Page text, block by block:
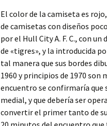
El color de la camiseta es
de camisetas con diseños
por el Hull City A. F. C., con
de «tigres», y la introducida
tal manera que sus bordes
1960 y principios de 1970
encuentro se confirmaría
medial, y que debería ser
convertir el primer tanto de su